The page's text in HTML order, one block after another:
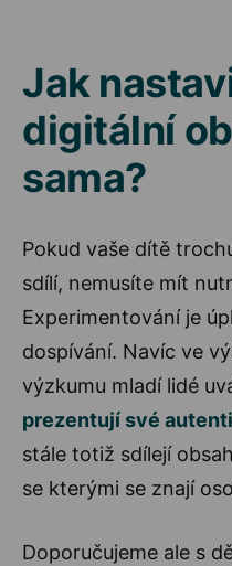
Jak
digitální
sama?
Pokud vaše dítě
sdílí, nemusíte mít
Experimentování je
dospívání. Navíc ve
výzkumu mladí lidé
prezentují své
stále totiž sdílejí
se kterými se znají
Doporučujeme ale s